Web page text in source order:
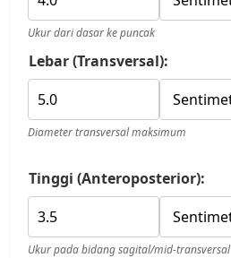
Ukur dari dasar ke puncak
Lebar (Transversal):
Diameter transversal maksimum
Tinggi (Anteroposterior):
Ukur pada bidang sagital/mid-transversal